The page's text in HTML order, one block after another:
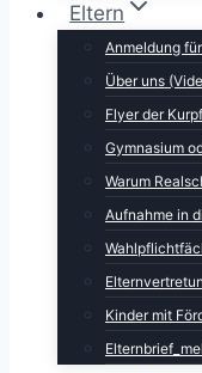
Eltern
Anmeldung
Über uns
Flyer der
Gymnasium
Warum
Aufnahme in
Kinder mit